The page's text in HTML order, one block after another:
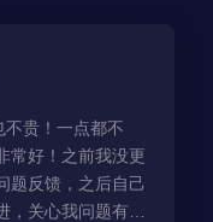
贵！一点都不
常好！之前我没更
题反馈，之后自己
关心我问题有没